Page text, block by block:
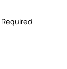
Required